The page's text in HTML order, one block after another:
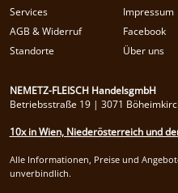
Services
Impressum
AGB & Widerruf
Facebook
Standorte
Über uns
NEMETZ-FLEISCH HandelsgmbH
Betriebsstraße 19 | 3071
10x in Wien, Niederösterreich und
Alle Informationen, Preise und
unverbindlich.